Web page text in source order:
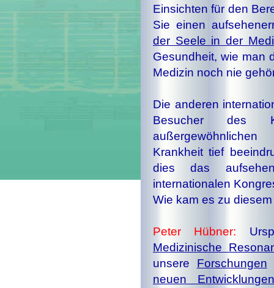
Einsichten für den
Sie einen
der Seele in der
Gesundheit, wie man
Medizin noch nie
Die anderen
Besucher des
Krankheit tief
dies das
internationalen
Wie kam es zu
Peter Hübner:
Medizinische
unsere Forschungen
neuen